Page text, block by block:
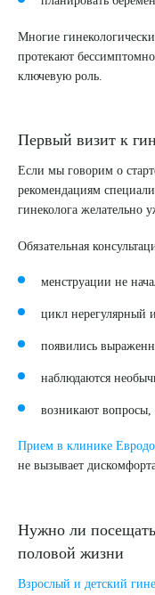
Многие
протекают
ключевую роль.
Первый визит к
Если мы говорим о
рекомендациям
гинеколога желательно
Обязательная
менструации не
цикл нерегулярный
появились
наблюдаются
возникают вопросы,
Прием в клинике
не вызывает
Нужно ли посещать
половой жизни
Взрослый и детский